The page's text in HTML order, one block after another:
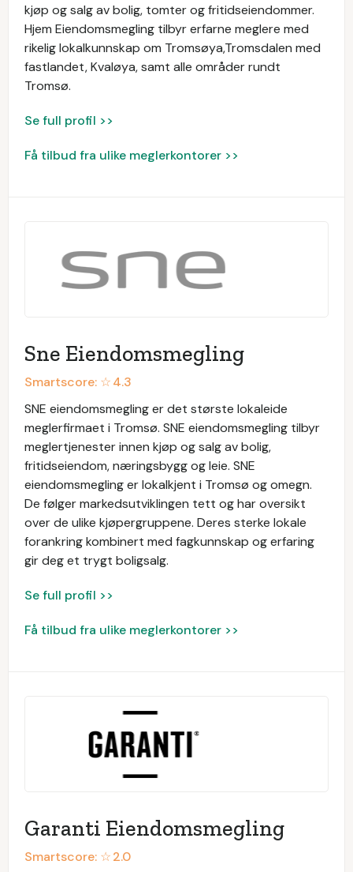
kjøp og salg av bolig, tomter og fritidseiendommer.
Hjem Eiendomsmegling tilbyr erfarne meglere med
rikelig lokalkunnskap om Tromsøya,Tromsdalen med
fastlandet, Kvaløya, samt alle områder rundt
Tromsø.
Se full profil >>
Få tilbud fra ulike meglerkontorer >>
Sne Eiendomsmegling
Smartscore: ☆4.3
SNE eiendomsmegling er det største lokaleide
meglerfirmaet i Tromsø. SNE eiendomsmegling tilbyr
meglertjenester innen kjøp og salg av bolig,
fritidseiendom, næringsbygg og leie. SNE
eiendomsmegling er lokalkjent i Tromsø og omegn.
De følger markedsutviklingen tett og har oversikt
over de ulike kjøpergruppene. Deres sterke lokale
forankring kombinert med fagkunnskap og erfaring
gir deg et trygt boligsalg.
Se full profil >>
Få tilbud fra ulike meglerkontorer >>
Garanti Eiendomsmegling
Smartscore: ☆2.0